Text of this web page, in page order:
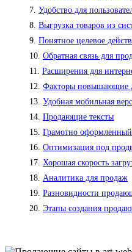
Удобство для
Выгрузка товаров из
Понятное целевое
Обратная связь для
Расширения для
Факторы повышающие
Удобная мобильная
Продающие тексты
Грамотно
Оптимизация под
Хорошая скорость
Аналитика для продаж
Разновидности
Этапы создания